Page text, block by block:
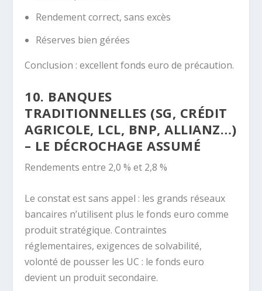
Rendement correct, sans excès
Réserves bien gérées
Conclusion : excellent fonds euro de précaution.
10. BANQUES
TRADITIONNELLES (SG, CRÉDIT
AGRICOLE, LCL, BNP, ALLIANZ…)
– LE DÉCROCHAGE ASSUMÉ
Rendements entre 2,0 % et 2,8 %
Le constat est sans appel : les grands réseaux
bancaires n’utilisent plus le fonds euro comme
produit stratégique. Contraintes
réglementaires, exigences de solvabilité,
volonté de pousser les UC : le fonds euro
devient un produit secondaire.